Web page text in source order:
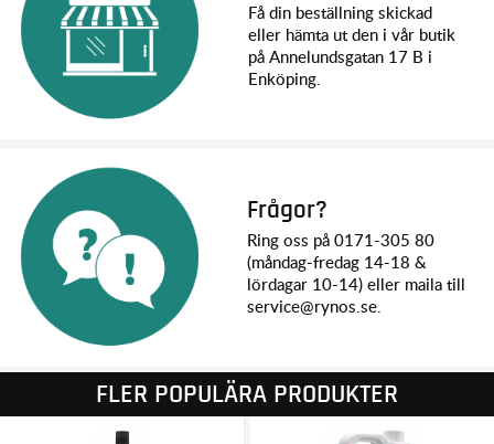
Få din beställning skickad
eller hämta ut den i vår butik
på Annelundsgatan 17 B i
Enköping.
Frågor?
Ring oss på 0171-305 80
(måndag-fredag 14-18 &
lördagar 10-14) eller maila till
service@rynos.se.
FLER POPULÄRA PRODUKTER